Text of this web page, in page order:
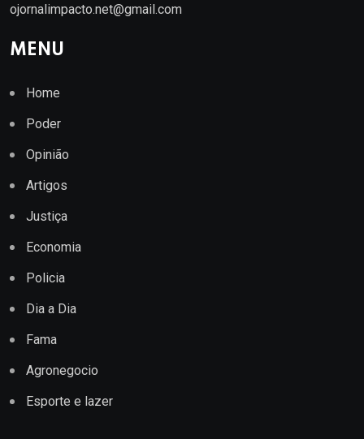
ojornalimpacto.net@gmail.com
MENU
Home
Poder
Opinião
Artigos
Justiça
Economia
Policia
Dia a Dia
Fama
Agronegocio
Esporte e lazer